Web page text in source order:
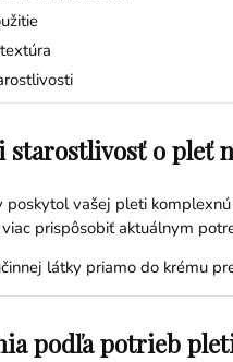
starostlivosť o pleť
vašej pleti
prispôsobiť aktuálnym
látky priamo do krému
podľa potrieb